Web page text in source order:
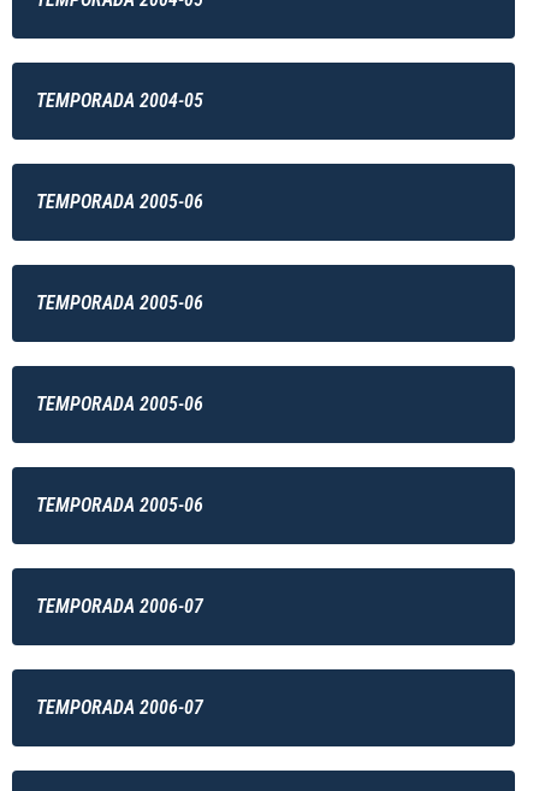
TEMPORADA 2004-05
TEMPORADA 2005-06
TEMPORADA 2005-06
TEMPORADA 2005-06
TEMPORADA 2005-06
TEMPORADA 2006-07
TEMPORADA 2006-07